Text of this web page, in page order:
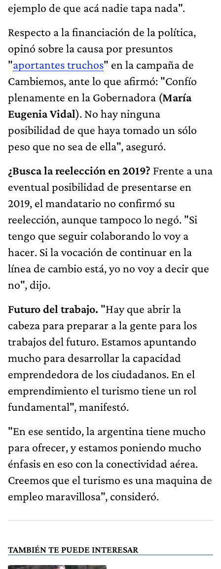
ejemplo de que acá nadie tapa nada".
Respecto a la financiación de la política,
opinó sobre la causa por presuntos
"aportantes truchos" en la campaña de
Cambiemos, ante lo que afirmó: "Confío
plenamente en la Gobernadora (María
Eugenia Vidal). No hay ninguna
posibilidad de que haya tomado un sólo
peso que no sea de ella", aseguró.
¿Busca la reelección en 2019? Frente a una
eventual posibilidad de presentarse en
2019, el mandatario no confirmó su
reelección, aunque tampoco lo negó. "Si
tengo que seguir colaborando lo voy a
hacer. Si la vocación de continuar en la
línea de cambio está, yo no voy a decir que
no", dijo.
Futuro del trabajo. "Hay que abrir la
cabeza para preparar a la gente para los
trabajos del futuro. Estamos apuntando
mucho para desarrollar la capacidad
emprendedora de los ciudadanos. En el
emprendimiento el turismo tiene un rol
fundamental", manifestó.
"En ese sentido, la argentina tiene mucho
para ofrecer, y estamos poniendo mucho
énfasis en eso con la conectividad aérea.
Creemos que el turismo es una maquina de
empleo maravillosa", consideró.
TAMBIÉN TE PUEDE INTERESAR